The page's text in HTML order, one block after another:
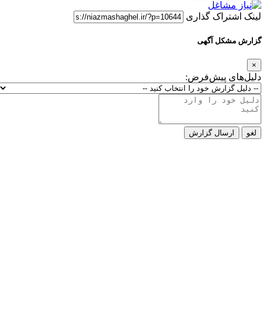
لینک اشتراک گذاری
گزارش مشکل آگهی
×
دلیل‌های پیش‌فرض:
لغو ارسال گزارش